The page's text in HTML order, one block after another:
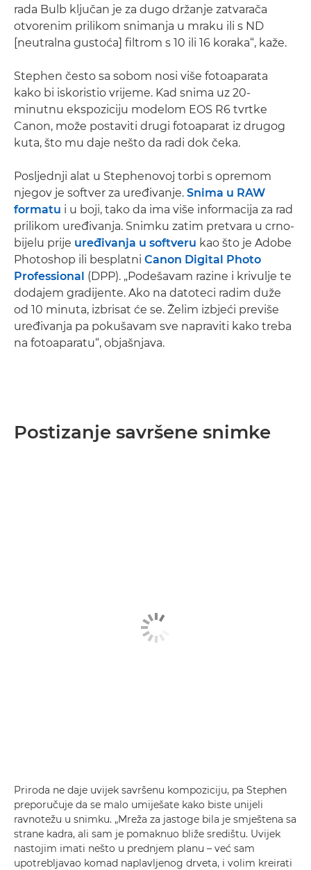
rada Bulb ključan je za dugo držanje zatvarača
otvorenim prilikom snimanja u mraku ili s ND
[neutralna gustoća] filtrom s 10 ili 16 koraka“, kaže.
Stephen često sa sobom nosi više fotoaparata
kako bi iskoristio vrijeme. Kad snima uz 20-
minutnu ekspoziciju modelom EOS R6 tvrtke
Canon, može postaviti drugi fotoaparat iz drugog
kuta, što mu daje nešto da radi dok čeka.
Posljednji alat u Stephenovoj torbi s opremom
njegov je softver za uređivanje. Snima u RAW
formatu i u boji, tako da ima više informacija za rad
prilikom uređivanja. Snimku zatim pretvara u crno-
bijelu prije uređivanja u softveru kao što je Adobe
Photoshop ili besplatni Canon Digital Photo
Professional (DPP). „Podešavam razine i krivulje te
dodajem gradijente. Ako na datoteci radim duže
od 10 minuta, izbrisat će se. Želim izbjeći previše
uređivanja pa pokušavam sve napraviti kako treba
na fotoaparatu“, objašnjava.
Postizanje savršene snimke
Priroda ne daje uvijek savršenu kompoziciju, pa Stephen
preporučuje da se malo umiješate kako biste unijeli
ravnotežu u snimku. „Mreža za jastoge bila je smještena sa
strane kadra, ali sam je pomaknuo bliže središtu. Uvijek
nastojim imati nešto u prednjem planu – već sam
upotrebljavao komad naplavljenog drveta, i volim kreirati